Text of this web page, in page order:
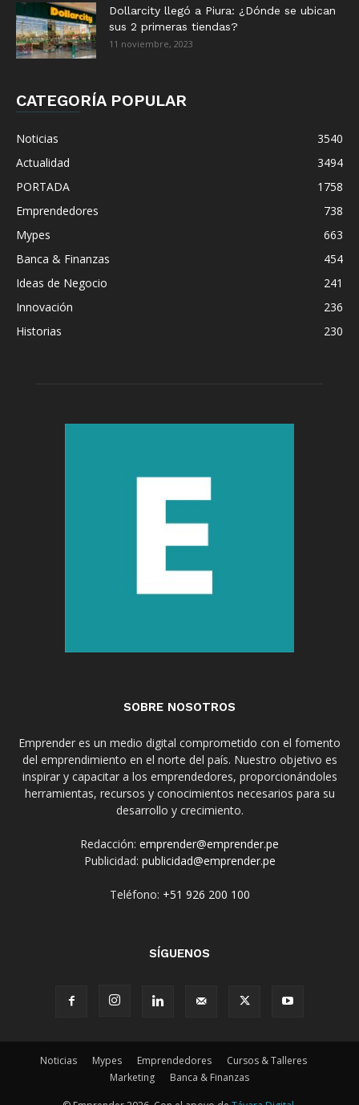
Dollarcity llegó a Piura: ¿Dónde se ubican
sus 2 primeras tiendas?
11 noviembre, 2023
CATEGORÍA POPULAR
Noticias
3540
Actualidad
3494
PORTADA
1758
Emprendedores
738
Mypes
663
Banca & Finanzas
454
Ideas de Negocio
241
Innovación
236
Historias
230
SOBRE NOSOTROS
Emprender es un medio digital comprometido con el fomento
del emprendimiento en el norte del país. Nuestro objetivo es
inspirar y capacitar a los emprendedores, proporcionándoles
herramientas, recursos y conocimientos necesarios para su
desarrollo y crecimiento.
Redacción: emprender@emprender.pe
Publicidad: publicidad@emprender.pe
Teléfono: +51 926 200 100
SÍGUENOS
Noticias Mypes Emprendedores
Cursos & Talleres
Marketing
Banca & Finanzas